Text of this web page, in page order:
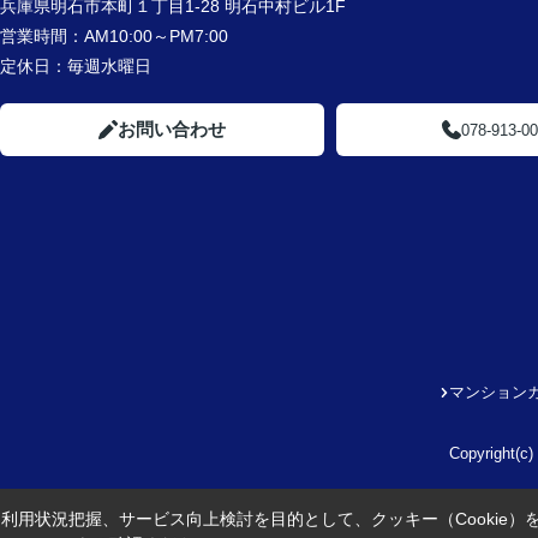
兵庫県明石市本町１丁目1-28 明石中村ビル1F
営業時間： AM10:00～PM7:00
定休日： 毎週水曜日
お問い合わせ 078-913-
マンション
用状況把握、サービス向上検討を目的として、クッキー（Cookie）